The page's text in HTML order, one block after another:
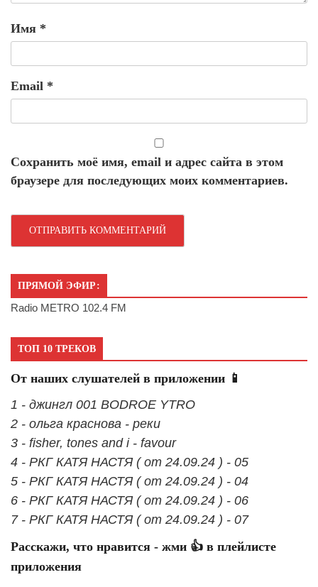
Имя *
Email *
Сохранить моё имя, email и адрес сайта в этом
браузере для последующих моих комментариев.
ПРЯМОЙ ЭФИР:
Radio METRO 102.4 FM
ТОП 10 ТРЕКОВ
От наших слушателей в приложении 📱
1 - джингл 001 BODROE YTRO
2 - ольга краснова - реки
3 - fisher, tones and i - favour
4 - РКГ КАТЯ НАСТЯ ( от 24.09.24 ) - 05
5 - РКГ КАТЯ НАСТЯ ( от 24.09.24 ) - 04
6 - РКГ КАТЯ НАСТЯ ( от 24.09.24 ) - 06
7 - РКГ КАТЯ НАСТЯ ( от 24.09.24 ) - 07
Расскажи, что нравится - жми 👍 в плейлисте
приложения